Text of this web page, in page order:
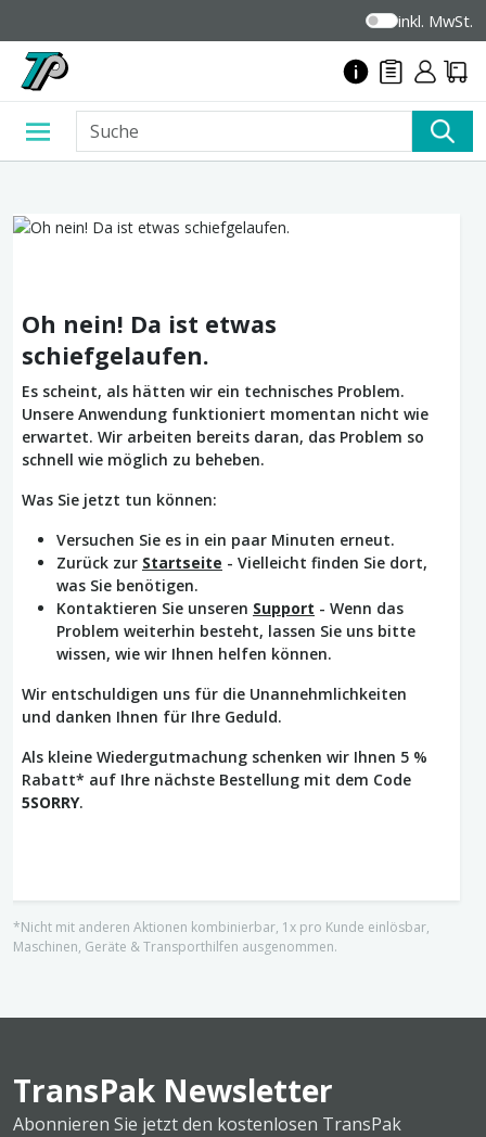
inkl. MwSt.
Oh nein! Da ist etwas
schiefgelaufen.
Es scheint, als hätten wir ein technisches Problem.
Unsere Anwendung funktioniert momentan nicht wie
erwartet. Wir arbeiten bereits daran, das Problem so
schnell wie möglich zu beheben.
Was Sie jetzt tun können:
Versuchen Sie es in ein paar Minuten erneut.
Zurück zur Startseite - Vielleicht finden Sie dort,
was Sie benötigen.
Kontaktieren Sie unseren Support - Wenn das
Problem weiterhin besteht, lassen Sie uns bitte
wissen, wie wir Ihnen helfen können.
Wir entschuldigen uns für die Unannehmlichkeiten
und danken Ihnen für Ihre Geduld.
Als kleine Wiedergutmachung schenken wir Ihnen 5 %
Rabatt* auf Ihre nächste Bestellung mit dem Code
5SORRY.
*Nicht mit anderen Aktionen kombinierbar, 1x pro Kunde einlösbar,
Maschinen, Geräte & Transporthilfen ausgenommen.
TransPak Newsletter
Abonnieren Sie jetzt den kostenlosen TransPak